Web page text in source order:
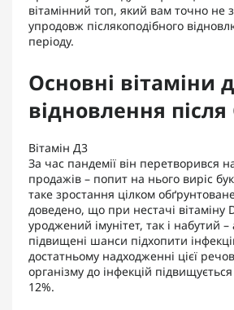
вітамінний топ, який вам точно не
упродовж післякоподібного
періоду.
Основні вітаміни
відновлення після
Вітамін Д3
За час пандемії він перетворився
продажів – попит на нього виріс
таке зростання цілком
доведено, що при нестачі вітаміну
уроджений імунітет, так і набутий –
підвищені шанси підхопити
достатньому надходженні цієї
організму до інфекцій
12%.